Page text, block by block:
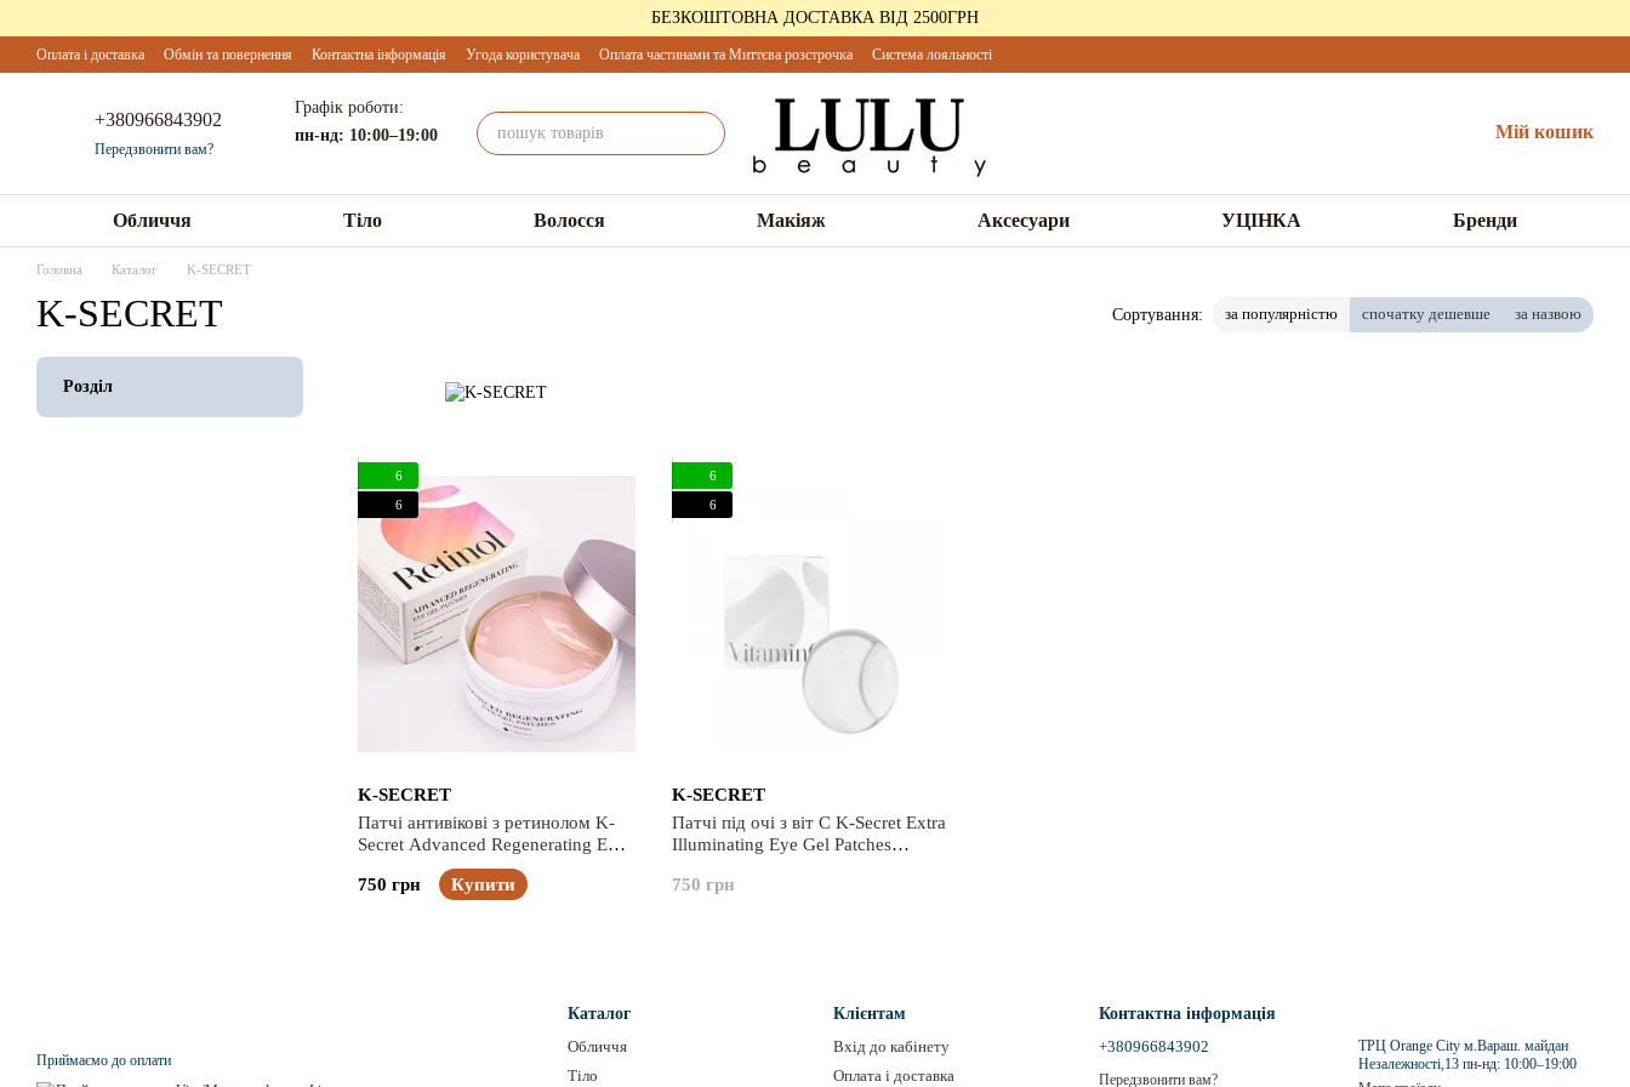
БЕЗКОШТОВНА ДОСТАВКА ВІД 2500ГРН
Оплата і доставка Обмін та повернення Контактна інформація Угода користувача Оплата частинами та Миттєва розстрочка Система лояльності
+380966843902
Передзвонити вам?
Графік роботи:
пн-нд: 10:00–19:00
Мій кошик
Обличчя Тіло Волосся Макіяж Аксесуари УЦІНКА Бренди
Головна Каталог K-SECRET
K-SECRET Сортування: за популярністю спочатку дешевше за назвою
6
6
K-SECRET
Патчі антивікові з ретинолом K-
Secret Advanced Regenerating Eye
Gel Patches (Retinol), 60шт
750 грн
Купити
6
6
K-SECRET
Патчі під очі з віт С K-Secret Extra
Illuminating Eye Gel Patches
750 грн
Розділ
Приймаємо до оплати
Каталог
Обличчя
Тіло
Клієнтам
Вхід до кабінету
Оплата і доставка
Контактна інформація
+380966843902
Передзвонити вам?
ТРЦ Orange City м.Вараш. майдан
Незалежності,13 пн-нд: 10:00–19:00